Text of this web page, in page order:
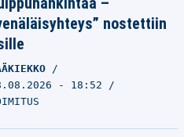
nostettiin
- 18:52